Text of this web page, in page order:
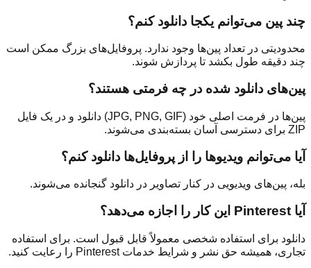
چند پین می‌توانم یکجا دانلود کنم؟
محدودیتی در تعداد پین‌ها وجود ندارد. پروفایل‌های بزرگ ممکن است
چند دقیقه طول بکشد تا پردازش شوند.
پین‌های دانلود شده در چه فرمتی هستند؟
پین‌ها در فرمت اصلی خود (JPG, PNG, GIF) دانلود و در یک فایل
ZIP برای دسترسی آسان بسته‌بندی می‌شوند.
آیا می‌توانم ویدیوها را از پروفایل‌ها دانلود کنم؟
بله، پین‌های ویدیویی در کنار تصاویر در دانلود گنجانده می‌شوند.
آیا Pinterest این کار را اجازه می‌دهد؟
دانلود برای استفاده شخصی معمولاً قابل قبول است. برای استفاده
تجاری، همیشه حق نشر و شرایط خدمات Pinterest را رعایت کنید.